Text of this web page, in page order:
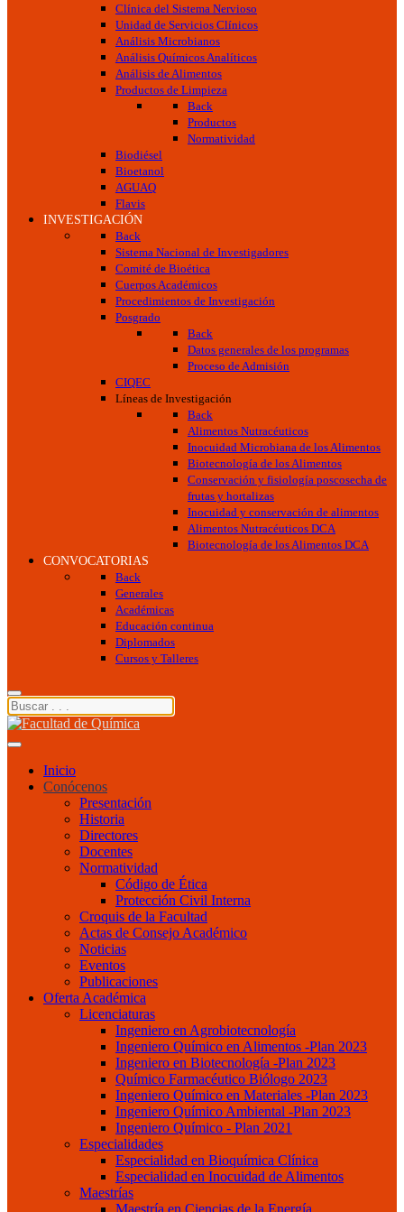
Clínica del Sistema Nervioso
Unidad de Servicios Clínicos
Análisis Microbianos
Análisis Químicos Analíticos
Análisis de Alimentos
Productos de Limpieza
Back
Productos
Normatividad
Biodiésel
Bioetanol
AGUAQ
Flavis
INVESTIGACIÓN
Back
Sistema Nacional de Investigadores
Comité de Bioética
Cuerpos Académicos
Procedimientos de Investigación
Posgrado
Back
Datos generales de los programas
Proceso de Admisión
CIQEC
Líneas de Investigación
Back
Alimentos Nutracéuticos
Inocuidad Microbiana de los Alimentos
Biotecnología de los Alimentos
Conservación y fisiología poscosecha de
frutas y hortalizas
Inocuidad y conservación de alimentos
Alimentos Nutracéuticos DCA
Biotecnología de los Alimentos DCA
CONVOCATORIAS
Back
Generales
Académicas
Educación continua
Diplomados
Cursos y Talleres
Inicio
Conócenos
Presentación
Historia
Directores
Docentes
Normatividad
Código de Ética
Protección Civil Interna
Croquis de la Facultad
Actas de Consejo Académico
Noticias
Eventos
Publicaciones
Oferta Académica
Licenciaturas
Ingeniero en Agrobiotecnología
Ingeniero Químico en Alimentos -Plan 2023
Ingeniero en Biotecnología -Plan 2023
Químico Farmacéutico Biólogo 2023
Ingeniero Químico en Materiales -Plan 2023
Ingeniero Químico Ambiental -Plan 2023
Ingeniero Químico - Plan 2021
Especialidades
Especialidad en Bioquímica Clínica
Especialidad en Inocuidad de Alimentos
Maestrías
Maestría en Ciencias de la Energía